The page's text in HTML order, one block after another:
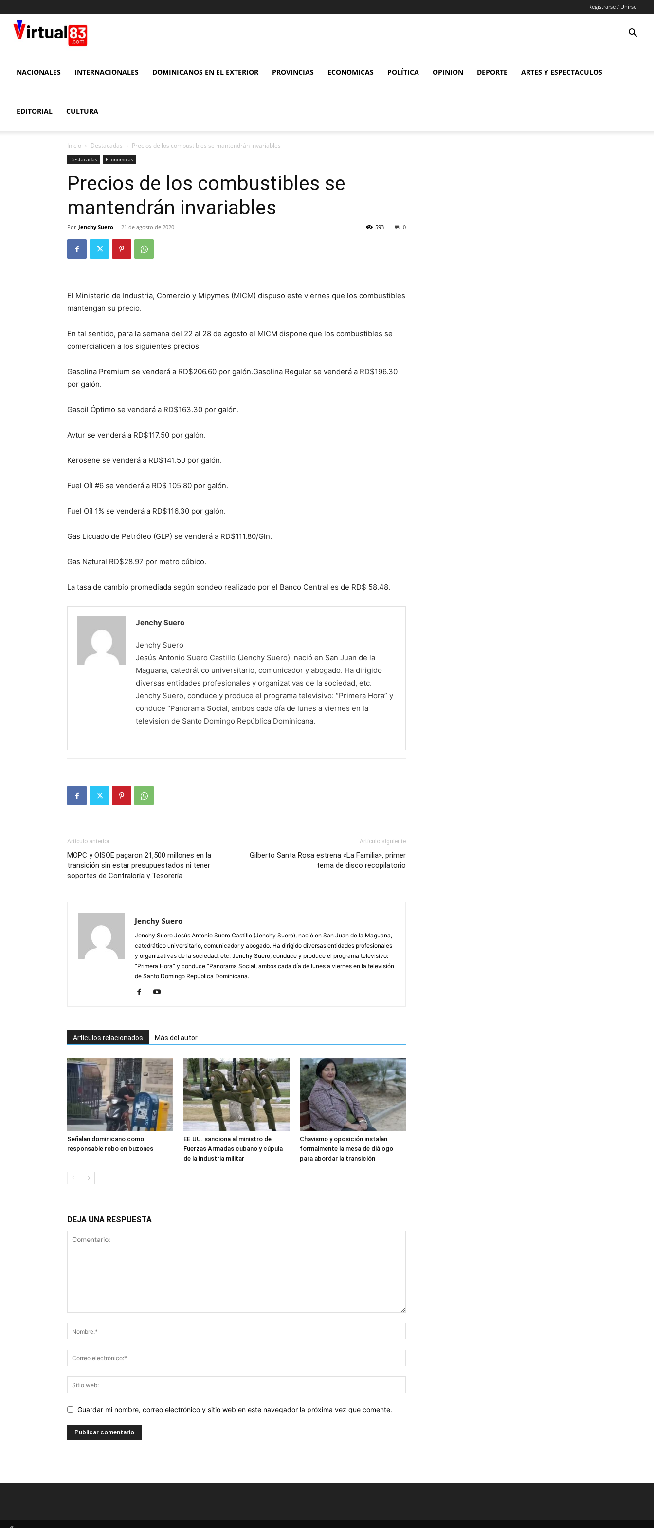
Registrarse / Unirse
83
NACIONALES INTERNACIONALES DOMINICANOS EN EL EXTERIOR PROVINCIAS ECONOMICAS POLÍTICA OPINION DEPORTE ARTES Y ESPECTACULOS
EDITORIAL CULTURA
Inicio Destacadas Precios de los combustibles se mantendrán invariables
Destacadas Economicas
Precios de los combustibles se
mantendrán invariables
Por Jenchy Suero - 21 de agosto de 2020 0
593
El Ministerio de Industria, Comercio y Mipymes (MICM) dispuso este viernes que los combustibles
mantengan su precio.
En tal sentido, para la semana del 22 al 28 de agosto el MICM dispone que los combustibles se
comercialicen a los siguientes precios:
Gasolina Premium se venderá a RD$206.60 por galón.Gasolina Regular se venderá a RD$196.30
por galón.
Gasoil Óptimo se venderá a RD$163.30 por galón.
Avtur se venderá a RD$117.50 por galón.
Kerosene se venderá a RD$141.50 por galón.
Fuel Oíl #6 se venderá a RD$ 105.80 por galón.
Fuel Oíl 1% se venderá a RD$116.30 por galón.
Gas Licuado de Petróleo (GLP) se venderá a RD$111.80/Gln.
Gas Natural RD$28.97 por metro cúbico.
La tasa de cambio promediada según sondeo realizado por el Banco Central es de RD$ 58.48.
Jenchy Suero
Jenchy Suero
Jesús Antonio Suero Castillo (Jenchy Suero), nació en San Juan de la
Maguana, catedrático universitario, comunicador y abogado. Ha dirigido
diversas entidades profesionales y organizativas de la sociedad, etc.
Jenchy Suero, conduce y produce el programa televisivo: “Primera Hora” y
conduce “Panorama Social, ambos cada día de lunes a viernes en la
televisión de Santo Domingo República Dominicana.
Artículo anterior
MOPC y OISOE pagaron 21,500 millones en la
transición sin estar presupuestados ni tener
soportes de Contraloría y Tesorería
Artículo siguiente
Gilberto Santa Rosa estrena «La Familia», primer
tema de disco recopilatorio
Jenchy Suero
Jenchy Suero Jesús Antonio Suero Castillo (Jenchy Suero), nació en San Juan de la Maguana,
catedrático universitario, comunicador y abogado. Ha dirigido diversas entidades profesionales
y organizativas de la sociedad, etc. Jenchy Suero, conduce y produce el programa televisivo:
“Primera Hora” y conduce “Panorama Social, ambos cada día de lunes a viernes en la televisión
de Santo Domingo República Dominicana.
Artículos relacionados Más del autor
Señalan dominicano como
responsable robo en buzones
EE.UU. sanciona al ministro de
Fuerzas Armadas cubano y cúpula
de la industria militar
Chavismo y oposición instalan
formalmente la mesa de diálogo
para abordar la transición
DEJA UNA RESPUESTA
Guardar mi nombre, correo electrónico y sitio web en este navegador la próxima vez que comente.